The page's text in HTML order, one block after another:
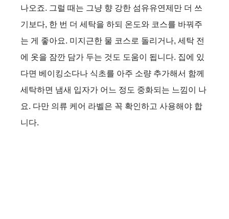
나오죠. 그럴 때는 그냥 향 강한 섬유유연제만 더 쓰
기보다, 한 번 더 세탁을 하되 온도와 코스를 바꿔주
는 게 좋아요. 미지근한 물 코스로 돌리거나, 세탁 전
에 옷을 잠깐 담가 두는 것도 도움이 됩니다. 집에 있
다면 베이킹소다나 식초를 아주 소량 추가해서 함께
세탁하면 냄새 입자가 어느 정도 중화되는 느낌이 나
요. 다만 의류 케어 라벨은 꼭 확인하고 사용해야 합
니다.